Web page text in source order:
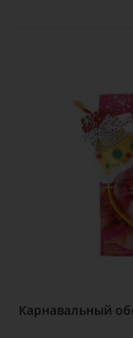
Карнавальный